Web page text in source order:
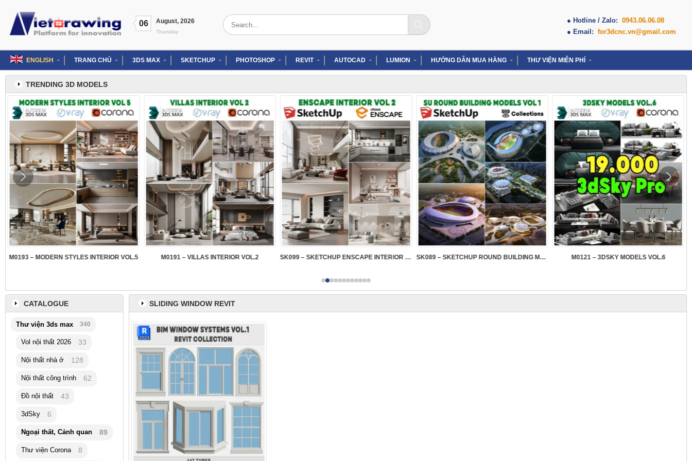
content
06 August, 2026
Thursday
Search
for:
● Hotline / Zalo: 0943.06.06.08
● Email: for3dcnc.vn@gmail.com
ENGLISH TRANG CHỦ 3DS MAX SKETCHUP PHOTOSHOP REVIT AUTOCAD LUMION HƯỚNG DẪN MUA HÀNG THƯ VIỆN MIỄN PHÍ
TRENDING 3D MODELS
M0193 – MODERN STYLES INTERIOR VOL.5 M0191 – VILLAS INTERIOR VOL.2 SK099 – SKETCHUP ENSCAPE INTERIOR VOL.2 SK089 – SKETCHUP ROUND BUILDING MODELS M0121 – 3DSKY MODELS VOL.6
SLIDING WINDOW REVIT
CATALOGUE
Thư viện 3ds max 340
Vol nội thất 2026 33
Nội thất nhà ở 128
Nội thất công trình 62
Đồ nội thất 43
3dSky 6
Ngoại thất, Cảnh quan 89
Thư viện Corona 8